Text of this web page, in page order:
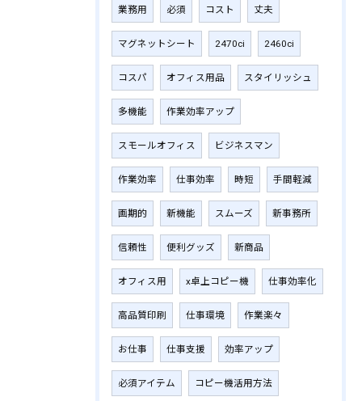
業務用 必須 コスト 丈夫
マグネットシート 2470ci 2460ci
コスパ オフィス用品 スタイリッシュ
多機能 作業効率アップ
スモールオフィス ビジネスマン
作業効率 仕事効率 時短 手間軽減
画期的 新機能 スムーズ 新事務所
信頼性 便利グッズ 新商品
オフィス用 x卓上コピー機 仕事効率化
高品質印刷 仕事環境 作業楽々
お仕事 仕事支援 効率アップ
必須アイテム コピー機活用方法